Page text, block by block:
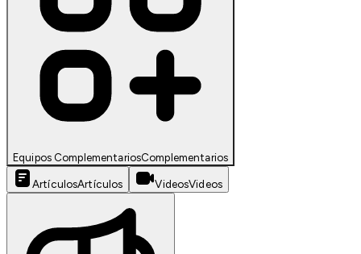
Equipos ComplementariosComplementarios
ArtículosArtículos VideosVideos